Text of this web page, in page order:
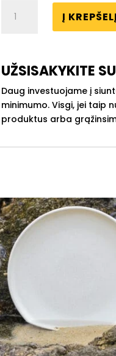
kiekis:
AKMUO
|
ø
26
cm,
2
Į KREPŠELĮ
UŽSISAKYKITE
Daug investuojame į
minimumo. Visgi, jei taip
produktus arba